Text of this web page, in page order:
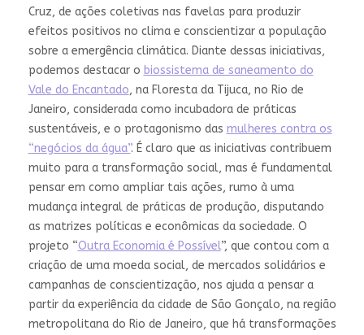
Cruz, de ações coletivas nas favelas para produzir
efeitos positivos no clima e conscientizar a população
sobre a emergência climática. Diante dessas iniciativas,
podemos destacar o biossistema de saneamento do
Vale do Encantado, na Floresta da Tijuca, no Rio de
Janeiro, considerada como incubadora de práticas
sustentáveis, e o protagonismo das mulheres contra os
“negócios da água”. É claro que as iniciativas contribuem
muito para a transformação social, mas é fundamental
pensar em como ampliar tais ações, rumo à uma
mudança integral de práticas de produção, disputando
as matrizes políticas e econômicas da sociedade. O
projeto “Outra Economia é Possível”, que contou com a
criação de uma moeda social, de mercados solidários e
campanhas de conscientização, nos ajuda a pensar a
partir da experiência da cidade de São Gonçalo, na região
metropolitana do Rio de Janeiro, que há transformações